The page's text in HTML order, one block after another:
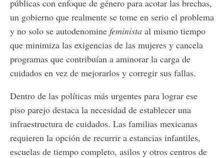
públicas con enfoque de género para acotar las brechas,
un gobierno que realmente se tome en serio el problema
y no solo se autodenomine feminista al mismo tiempo
que minimiza las exigencias de las mujeres y cancela
programas que contribuían a aminorar la carga de
cuidados en vez de mejorarlos y corregir sus fallas.
Dentro de las políticas más urgentes para lograr ese
piso parejo destaca la necesidad de establecer una
infraestructura de cuidados. Las familias mexicanas
requieren la opción de recurrir a estancias infantiles,
escuelas de tiempo completo, asilos y otros centros de